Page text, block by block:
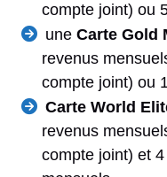
compte joint) ou
une Carte Gold
revenus
compte joint) ou
Carte World
revenus
compte joint) et